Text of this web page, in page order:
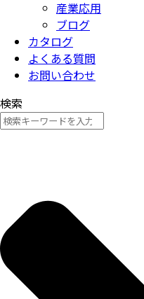
産業応用
ブログ
カタログ
よくある質問
お問い合わせ
検索